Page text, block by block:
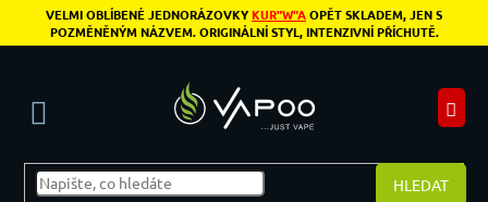
Přejít na obsah
VELMI OBLÍBENÉ JEDNORÁZOVKYKUR"W"AOPĚT SKLADEM, JEN S
POZMĚNĚNÝM NÁZVEM. ORIGINÁLNÍ STYL, INTENZIVNÍ PŘÍCHUTĚ.
HLEDAT